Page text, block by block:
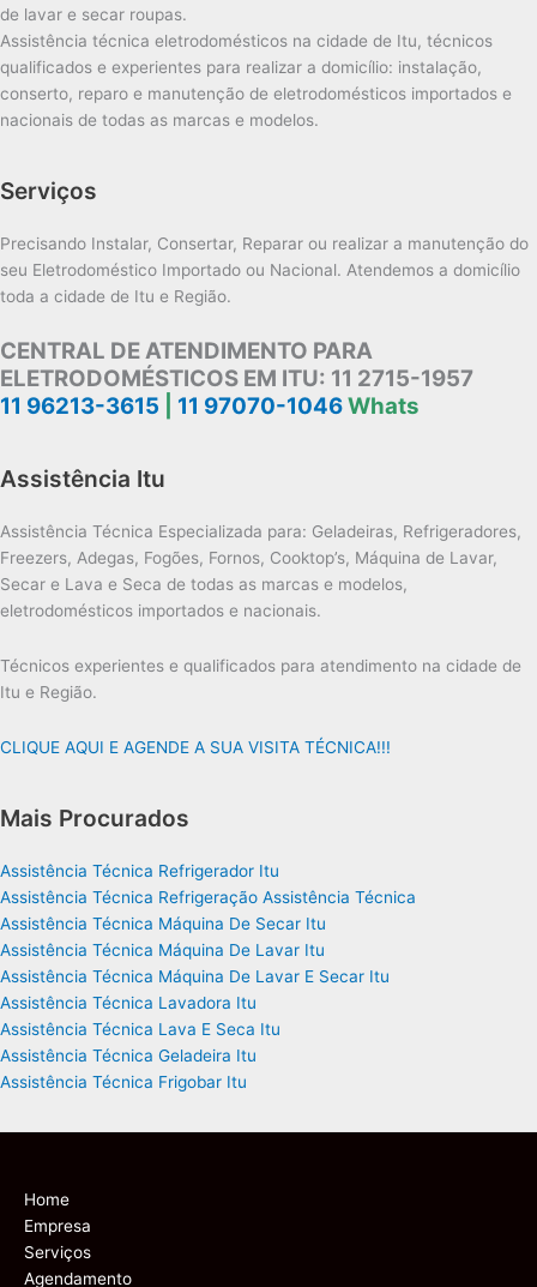
de lavar e secar roupas.
Assistência técnica eletrodomésticos na cidade de Itu, técnicos
qualificados e experientes para realizar a domicílio: instalação,
conserto, reparo e manutenção de eletrodomésticos importados e
nacionais de todas as marcas e modelos.
Serviços
Precisando Instalar, Consertar, Reparar ou realizar a manutenção do
seu Eletrodoméstico Importado ou Nacional. Atendemos a domicílio
toda a cidade de Itu e Região.
CENTRAL DE ATENDIMENTO PARA
ELETRODOMÉSTICOS EM ITU: 11 2715-1957
11 96213-3615
11 97070-1046Whats
Assistência Itu
Assistência Técnica Especializada para: Geladeiras, Refrigeradores,
Freezers, Adegas, Fogões, Fornos, Cooktop’s, Máquina de Lavar,
Secar e Lava e Seca de todas as marcas e modelos,
eletrodomésticos importados e nacionais.
Técnicos experientes e qualificados para atendimento na cidade de
Itu e Região.
CLIQUE AQUI E AGENDE A SUA VISITA TÉCNICA!!!
Mais Procurados
Assistência Técnica Refrigerador Itu
Assistência Técnica Refrigeração Assistência Técnica
Assistência Técnica Máquina De Secar Itu
Assistência Técnica Máquina De Lavar Itu
Assistência Técnica Máquina De Lavar E Secar Itu
Assistência Técnica Lavadora Itu
Assistência Técnica Lava E Seca Itu
Assistência Técnica Geladeira Itu
Assistência Técnica Frigobar Itu
Home
Empresa
Serviços
Agendamento